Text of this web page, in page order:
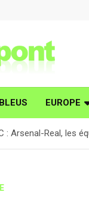
EUROPE
: Arsenal-Real, les